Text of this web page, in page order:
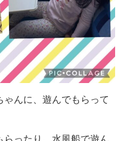
んに、遊んでもらって
ったり、水風船で遊ん